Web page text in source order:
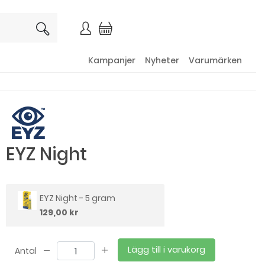
Kampanjer Nyheter Varumärken
EYZ Night
EYZ Night - 5 gram
129,00 kr
Antal Lägg till i varukorg